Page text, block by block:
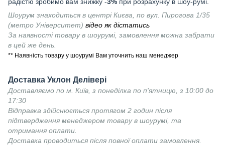
Шоурум знаходиться в центрі Києва, по вул. Пирогова 1/35
(метро Університет) відео як дістатись
За наявності товару в шоурумі, замовлення можна забрати
в цей же день.
** Наявність товару у шоурумі Вам уточнить наш менеджер
Доставка Уклон Делівері
Доставляємо по м. Київ, з понеділка по п'ятницю, з 10:00 до
17:30
Відправка здійснюється протягом 2 годин після
підтвердження менеджером товару в шоурумі, та
отримання оплати.
Доставка проводиться після повної оплати замовлення.